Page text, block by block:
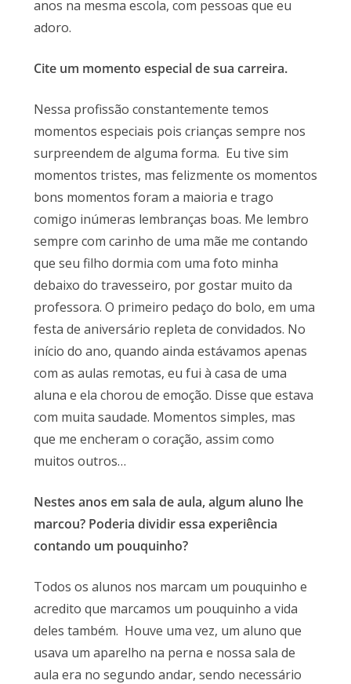
anos na mesma escola, com pessoas que eu
adoro.
Cite um momento especial de sua carreira.
Nessa profissão constantemente temos
momentos especiais pois crianças sempre nos
surpreendem de alguma forma. Eu tive sim
momentos tristes, mas felizmente os momentos
bons momentos foram a maioria e trago
comigo inúmeras lembranças boas. Me lembro
sempre com carinho de uma mãe me contando
que seu filho dormia com uma foto minha
debaixo do travesseiro, por gostar muito da
professora. O primeiro pedaço do bolo, em uma
festa de aniversário repleta de convidados. No
início do ano, quando ainda estávamos apenas
com as aulas remotas, eu fui à casa de uma
aluna e ela chorou de emoção. Disse que estava
com muita saudade. Momentos simples, mas
que me encheram o coração, assim como
muitos outros…
Nestes anos em sala de aula, algum aluno lhe
marcou? Poderia dividir essa experiência
contando um pouquinho?
Todos os alunos nos marcam um pouquinho e
acredito que marcamos um pouquinho a vida
deles também. Houve uma vez, um aluno que
usava um aparelho na perna e nossa sala de
aula era no segundo andar, sendo necessário